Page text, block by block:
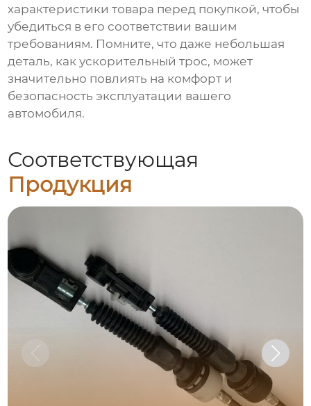
характеристики товара перед покупкой, чтобы
убедиться в его соответствии вашим
требованиям. Помните, что даже небольшая
деталь, как ускорительный трос, может
значительно повлиять на комфорт и
безопасность эксплуатации вашего
автомобиля.
Соответствующая
Продукция